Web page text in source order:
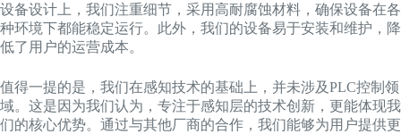
设备设计上，我们注重细节，采用高耐腐蚀材料，确保设备在各
种环境下都能稳定运行。此外，我们的设备易于安装和维护，降
低了用户的运营成本。
值得一提的是，我们在感知技术的基础上，并未涉及PLC控制领
域。这是因为我们认为，专注于感知层的技术创新，更能体现我
们的核心优势。通过与其他厂商的合作，我们能够为用户提供更